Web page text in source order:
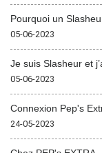
Pourquoi un
05-06-2023
Je suis Slasheur et
05-06-2023
Connexion Pep's
24-05-2023